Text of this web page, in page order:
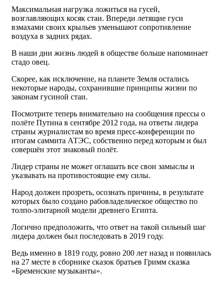
Максимальная нагрузка ложиться на гусей,
возглавляющих косяк стаи. Впереди летящие гуси
взмахами своих крыльев уменьшают сопротивление
воздуха в задних рядах.
В наши дни жизнь людей в обществе больше напоминает
стадо овец.
Скорее, как исключение, на планете Земля остались
некоторые народы, сохранившие принципы жизни по
законам гусиной стаи.
Посмотрите теперь внимательно на сообщения прессы о
полёте Путина в сентябре 2012 года, на ответы лидера
страны журналистам во время пресс-конференции по
итогам саммита АТЭС, собственно перед которым и был
совершён этот знаковый полёт.
Лидер страны не может оглашать все свои замыслы и
указывать на противостоящие ему силы.
Народ должен прозреть, осознать причины, в результате
которых было создано рабовладельческое общество по
толпо-элитарной модели древнего Египта.
Логично предположить, что ответ на такой сильный шаг
лидера должен был последовать в 2019 году.
Ведь именно в 1819 году, ровно 200 лет назад и появилась
на 27 месте в сборнике сказок братьев Гримм сказка
«Бременские музыканты».